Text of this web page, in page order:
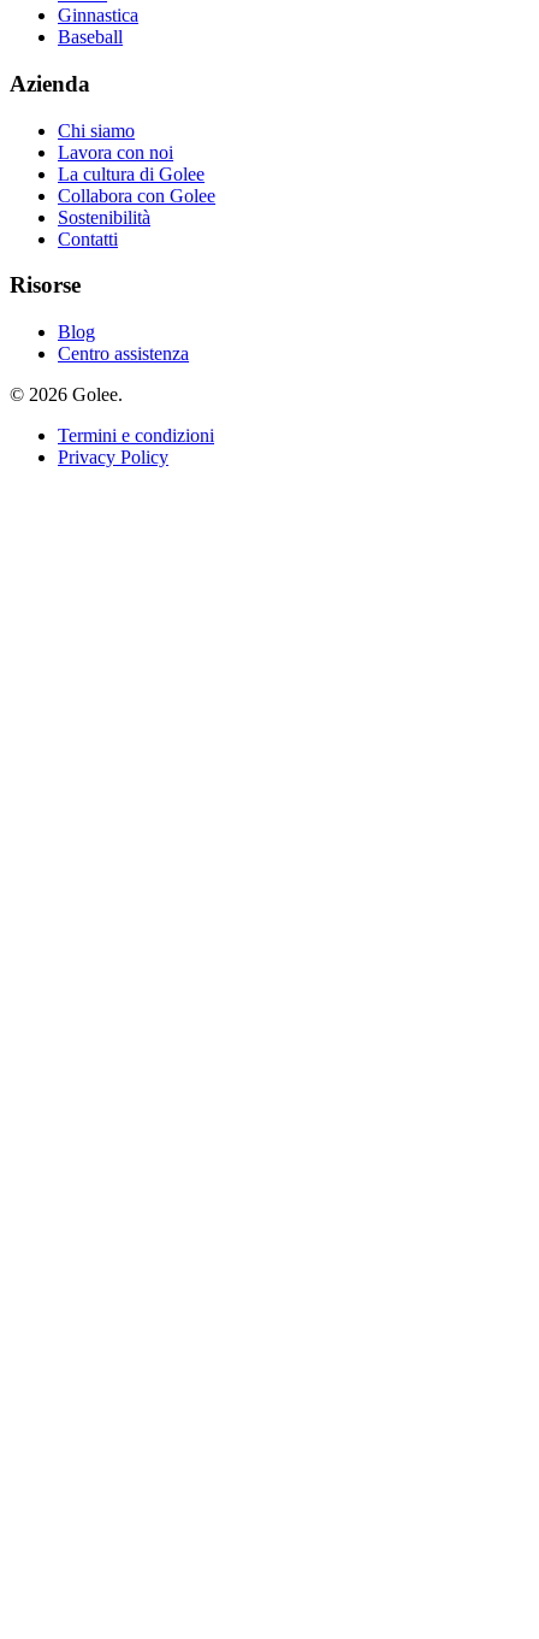
Ginnastica
Baseball
Azienda
Chi siamo
Lavora con noi
La cultura di Golee
Collabora con Golee
Sostenibilità
Contatti
Risorse
Blog
Centro assistenza
© 2026 Golee.
Termini e condizioni
Privacy Policy